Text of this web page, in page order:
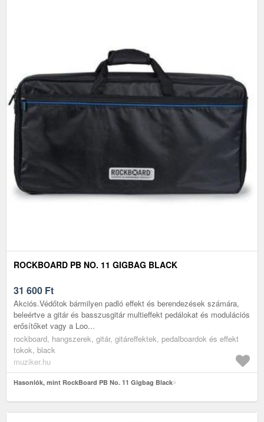
ROCKBOARD PB NO. 11 GIGBAG BLACK
31 600 Ft
Akciós.Védőtok bármilyen padló effekt és berendezések számára,
beleértve a gitár és basszusgitár multieffekt pedálokat és modulációs
erősítőket vagy a Loo...
rockboard, hangszerek, gitár, gitáreffektek, pedalboardok és effekt
tokok, black
muziker.hu
Hasonlók, mint RockBoard PB No. 11 Gigbag Black